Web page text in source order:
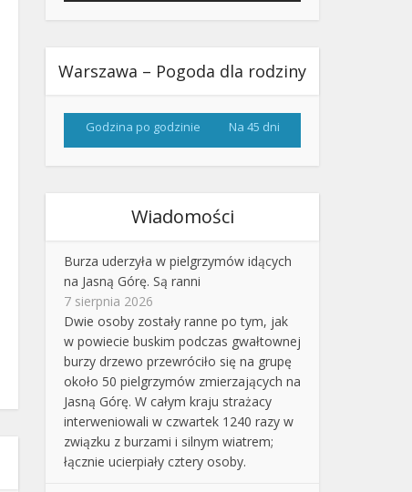
Warszawa – Pogoda dla rodziny
Godzina po godzinie Na 45 dni
Wiadomości
Burza uderzyła w pielgrzymów idących
na Jasną Górę. Są ranni
7 sierpnia 2026
Dwie osoby zostały ranne po tym, jak
w powiecie buskim podczas gwałtownej
burzy drzewo przewróciło się na grupę
około 50 pielgrzymów zmierzających na
Jasną Górę. W całym kraju strażacy
interweniowali w czwartek 1240 razy w
związku z burzami i silnym wiatrem;
łącznie ucierpiały cztery osoby.